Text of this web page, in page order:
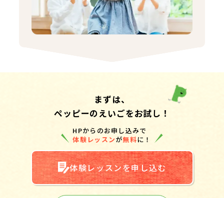
まずは、
ペッピーのえいごをお試し！
HPからのお申し込みで
体験レッスンが無料に！
体験レッスンを申し込む